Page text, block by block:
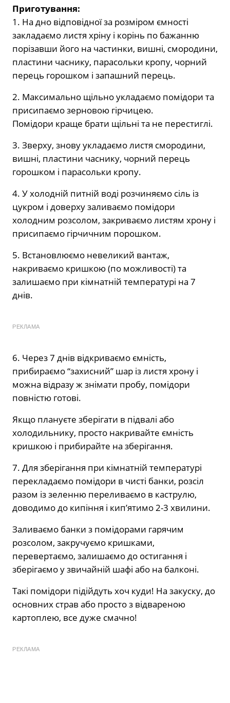
Приготування:
1. На дно відповідної за розміром ємності
закладаємо листя хріну і корінь по бажанню
порізавши його на частинки, вишні, смородини,
пластини часнику, парасольки кропу, чорний
перець горошком і запашний перець.
2. Максимально щільно укладаємо помідори та
присипаємо зерновою гірчицею.
Помідори краще брати щільні та не перестиглі.
3. Зверху, знову укладаємо листя смородини,
вишні, пластини часнику, чорний перець
горошком і парасольки кропу.
4. У холодній питній воді розчиняємо сіль із
цукром і доверху заливаємо помідори
холодним розсолом, закриваємо листям хрону і
присипаємо гірчичним порошком.
5. Встановлюємо невеликий вантаж,
накриваємо кришкою (по можливості) та
залишаємо при кімнатній температурі на 7
днів.
РЕКЛАМА
6. Через 7 днів відкриваємо ємність,
прибираємо “захисний” шар із листя хрону і
можна відразу ж знімати пробу, помідори
повністю готові.
Якщо плануєте зберігати в підвалі або
холодильнику, просто накривайте ємність
кришкою і прибирайте на зберігання.
7. Для зберігання при кімнатній температурі
перекладаємо помідори в чисті банки, розсіл
разом із зеленню переливаємо в каструлю,
доводимо до кипіння і кип’ятимо 2-3 хвилини.
Заливаємо банки з помідорами гарячим
розсолом, закручуємо кришками,
перевертаємо, залишаємо до остигання і
зберігаємо у звичайній шафі або на балконі.
Такі помідори підійдуть хоч куди! На закуску, до
основних страв або просто з відвареною
картоплею, все дуже смачно!
РЕКЛАМА